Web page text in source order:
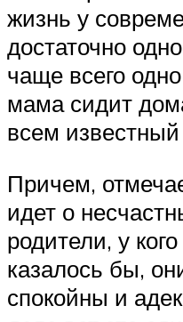
жизнь у
достаточно
чаще всего
мама сидит
всем
Причем,
идет о
родители, у
казалось бы,
спокойны и